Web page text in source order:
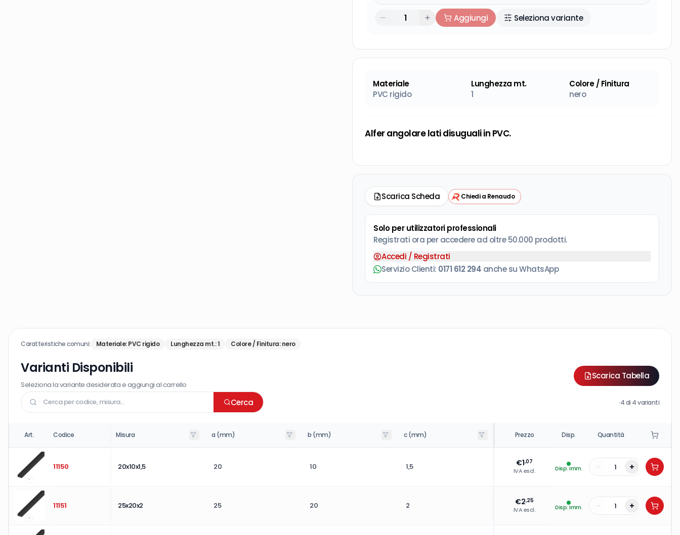
Aggiungi Seleziona variante
Materiale
PVC rigido
Lunghezza mt.
1
Colore / Finitura
nero
Alfer angolare lati disuguali in PVC.
Scarica Scheda Chiedi a Renaudo
Solo per utilizzatori professionali
Registrati ora per accedere ad oltre 50.000 prodotti.
Accedi / Registrati
Servizio Clienti: 0171 612 294 anche su WhatsApp
Caratteristiche comuni: Materiale:PVC rigido Lunghezza mt.:1 Colore / Finitura:nero
Varianti Disponibili
Seleziona la variante desiderata e aggiungi al carrello
Scarica Tabella
Cerca ·4di 4varianti
Art. Codice Misura a (mm) b (mm) c (mm) Prezzo Disp. Quantità
11150 20x10x1,5 20 10 1,5 €1,07
IVA escl. Disp. Imm. - +
11151 25x20x2 25 20 2 €2,25
IVA escl. Disp. Imm. - +